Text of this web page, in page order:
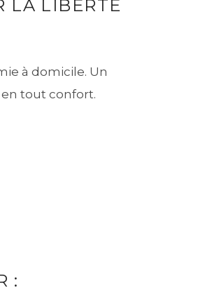
LA LIBERTÉ
à domicile. Un
tout confort.
: